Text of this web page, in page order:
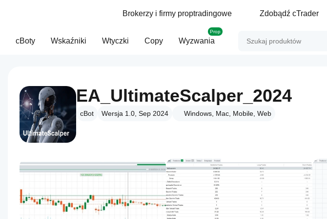
Brokerzy i firmy proptradingowe Zdobądź cTrader
cBoty Wskaźniki Wtyczki Copy Wyzwania
Prop
EA_UltimateScalper_2024
cBot Wersja 1.0, Sep 2024 Windows, Mac, Mobile, Web